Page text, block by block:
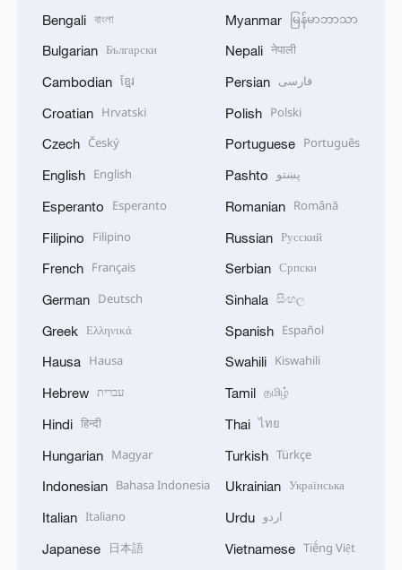
Bengali বাংলা
Bulgarian Български
Cambodian ខ្មែរ
Croatian Hrvatski
Czech Český
English English
Esperanto Esperanto
Filipino Filipino
French Français
German Deutsch
Greek Ελληνικά
Hausa Hausa
Hebrew עברית
Hindi हिन्दी
Hungarian Magyar
Indonesian Bahasa Indonesia
Italian Italiano
Japanese
日本語
Myanmar မြန်မာဘာသာ
Nepali नेपाली
Persian فارسی
Polish Polski
Portuguese Português
Pashto پښتو
Romanian Română
Russian Русский
Serbian Српски
Sinhala සිංහල
Spanish Español
Swahili Kiswahili
Tamil தமிழ்
Thai ไทย
Turkish Türkçe
Ukrainian Українська
Urdu اردو
Vietnamese Tiếng Việt